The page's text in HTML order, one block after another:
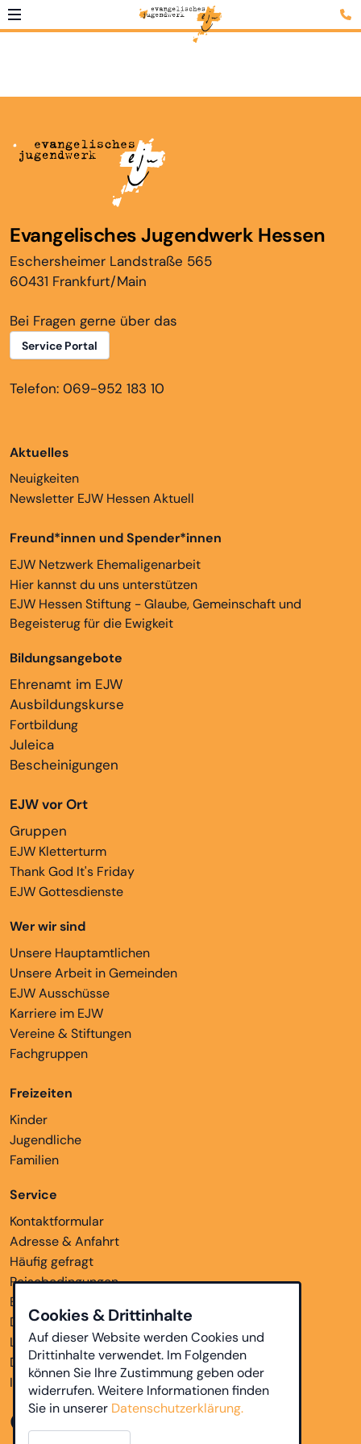
Evangelisches Jugendwerk Hessen
Eschersheimer Landstraße 565
60431 Frankfurt/Main
Bei Fragen gerne über das
Service Portal
Telefon: 069-952 183 10
Aktuelles
Neuigkeiten
Newsletter EJW Hessen Aktuell
Freund*innen und Spender*innen
EJW Netzwerk Ehemaligenarbeit
Hier kannst du uns unterstützen
EJW Hessen Stiftung - Glaube, Gemeinschaft und
Begeisterug für die Ewigkeit
Bildungsangebote
Ehrenamt im EJW
Ausbildungskurse
Fortbildung
Juleica
Bescheinigungen
EJW vor Ort
Gruppen
EJW Kletterturm
Thank God It's Friday
EJW Gottesdienste
Wer wir sind
Unsere Hauptamtlichen
Unsere Arbeit in Gemeinden
EJW Ausschüsse
Karriere im EJW
Vereine & Stiftungen
Fachgruppen
Freizeiten
Kinder
Jugendliche
Familien
Service
Kontaktformular
Adresse & Anfahrt
Häufig gefragt
Reisebedingungen
Bankverbindungen
Downloads
Links
Datenschutz
Impressum
Cookies & Drittinhalte
Auf dieser Website werden Cookies und
Drittinhalte verwendet. Im Folgenden
können Sie Ihre Zustimmung geben oder
widerrufen. Weitere Informationen finden
Sie in unserer Datenschutzerklärung.